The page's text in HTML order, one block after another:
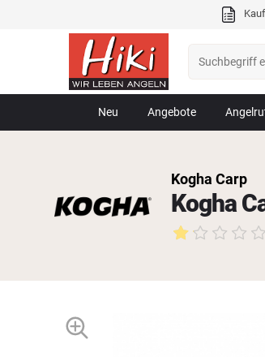
Neu Angebote
Kogha
Kogha Carp